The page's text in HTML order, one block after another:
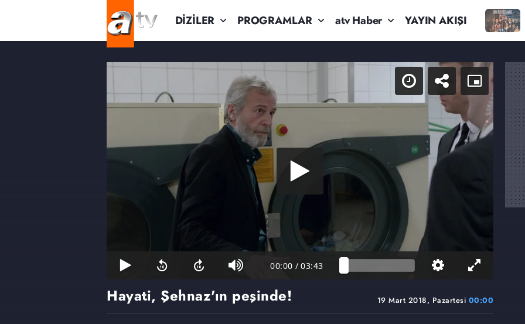
DİZİLER PROGRAMLAR atv Haber YAYIN AKIŞI
00:00 / 03:43
19 Mart 2018, Pazartesi 00:00
Hayati, Şehnaz'ın peşinde!